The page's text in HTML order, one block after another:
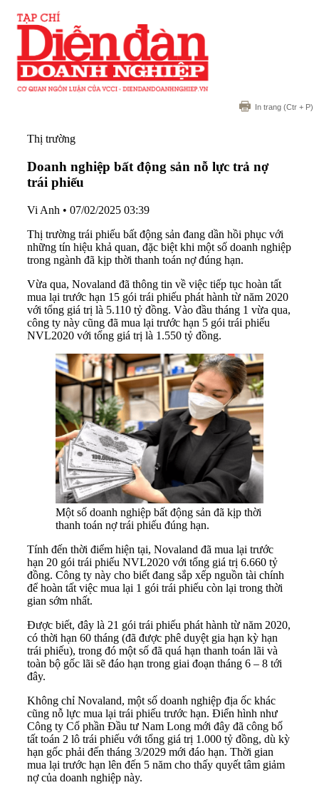
In trang (Ctr + P)
Thị trường
Doanh nghiệp bất động sản nỗ lực trả nợ
trái phiếu
Vi Anh • 07/02/2025 03:39
Thị trường trái phiếu bất động sản đang dần hồi phục với
những tín hiệu khả quan, đặc biệt khi một số doanh nghiệp
trong ngành đã kịp thời thanh toán nợ đúng hạn.
Vừa qua, Novaland đã thông tin về việc tiếp tục hoàn tất
mua lại trước hạn 15 gói trái phiếu phát hành từ năm 2020
với tổng giá trị là 5.110 tỷ đồng. Vào đầu tháng 1 vừa qua,
công ty này cũng đã mua lại trước hạn 5 gói trái phiếu
NVL2020 với tổng giá trị là 1.550 tỷ đồng.
Một số doanh nghiệp bất động sản đã kịp thời
thanh toán nợ trái phiếu đúng hạn.
Tính đến thời điểm hiện tại, Novaland đã mua lại trước
hạn 20 gói trái phiếu NVL2020 với tổng giá trị 6.660 tỷ
đồng. Công ty này cho biết đang sắp xếp nguồn tài chính
để hoàn tất việc mua lại 1 gói trái phiếu còn lại trong thời
gian sớm nhất.
Được biết, đây là 21 gói trái phiếu phát hành từ năm 2020,
có thời hạn 60 tháng (đã được phê duyệt gia hạn kỳ hạn
trái phiếu), trong đó một số đã quá hạn thanh toán lãi và
toàn bộ gốc lãi sẽ đáo hạn trong giai đoạn tháng 6 – 8 tới
đây.
Không chỉ Novaland, một số doanh nghiệp địa ốc khác
cũng nỗ lực mua lại trái phiếu trước hạn. Điển hình như
Công ty Cổ phần Đầu tư Nam Long mới đây đã công bố
tất toán 2 lô trái phiếu với tổng giá trị 1.000 tỷ đồng, dù kỳ
hạn gốc phải đến tháng 3/2029 mới đáo hạn. Thời gian
mua lại trước hạn lên đến 5 năm cho thấy quyết tâm giảm
nợ của doanh nghiệp này.